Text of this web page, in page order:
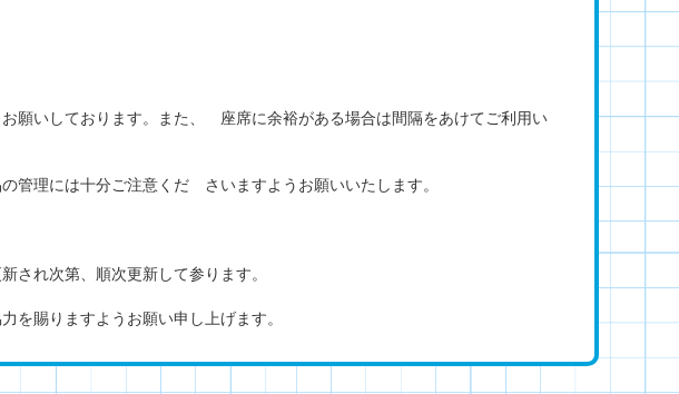
願いしております。また、 座席に余裕がある場合は間隔をあけてご利用い
管理には十分ご注意くだ さいますようお願いいたします。
され次第、順次更新して参ります。
を賜りますようお願い申し上げます。